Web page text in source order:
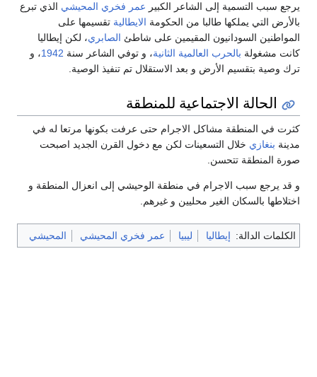
يرجع سبب التسمية إلى الشاعر الكبير عمر فخري المحيشي الذي تبرع
بالأرض التي يملكها طالبا من الحكومة الايطالية تقسيمها على
المواطنين السودانيون المقيمين على شاطئ الصابري، لكن إيطاليا
كانت مشغولة بالحرب العالمية الثانية، و توفي الشاعر سنة 1942، و
ترك وصية بتقسيم الأرض و بعد الاستقلال تم تنفيذ الوصية.
الحالة الاجتماعية للمنطقة
كثرت في المنطقة مشاكل الاجرام حتى عرفت بكونها مرتعا له في
مدينة بنغازي خلال التسعينات لكن مع دخول القرن الجديد اصبحت
صورة المنطقة تتحسن.
و قد يرجع سبب الاجرام في منطقة الوحيشي إلى انعزال المنطقة و
اختلاطها بالسكان الغير محليين و غيرهم.
الكلمات الدالة: إيطاليا ليبيا عمر فخري المحيشي المحيشي